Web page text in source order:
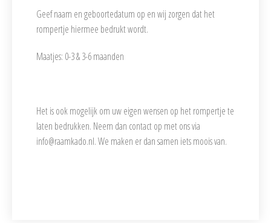
Geef naam en geboortedatum op en wij zorgen dat het
rompertje hiermee bedrukt wordt.
Maatjes: 0-3 & 3-6 maanden
Het is ook mogelijk om uw eigen wensen op het rompertje te
laten bedrukken. Neem dan contact op met ons via
info@raamkado.nl. We maken er dan samen iets moois van.